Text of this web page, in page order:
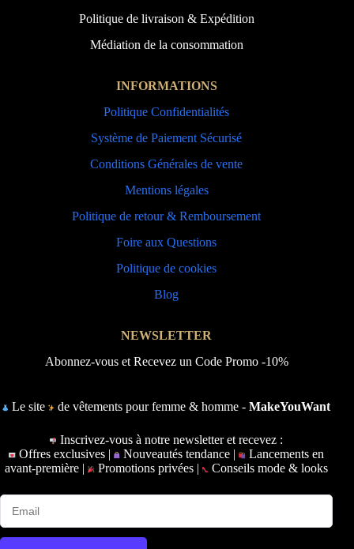
Politique de livraison & Expédition
Médiation de la consommation
INFORMATIONS
Politique Confidentialités
Système de Paiement Sécurisé
Conditions Générales de vente
Mentions légales
Politique de retour & Remboursement
Foire aux Questions
Politique de cookies
Blog
NEWSLETTER
Abonnez-vous et Recevez un Code Promo -10%
Le site de vêtements pour femme & homme -MakeYouWant
Inscrivez-vous à notre newsletter et recevez :
Offres exclusives |
Nouveautés tendance |
Lancements en
avant-première | Promotions privées | Conseils mode & looks